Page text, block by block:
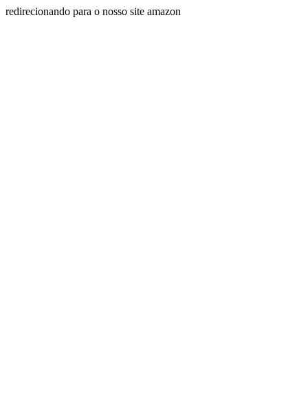
redirecionando para o nosso site amazon